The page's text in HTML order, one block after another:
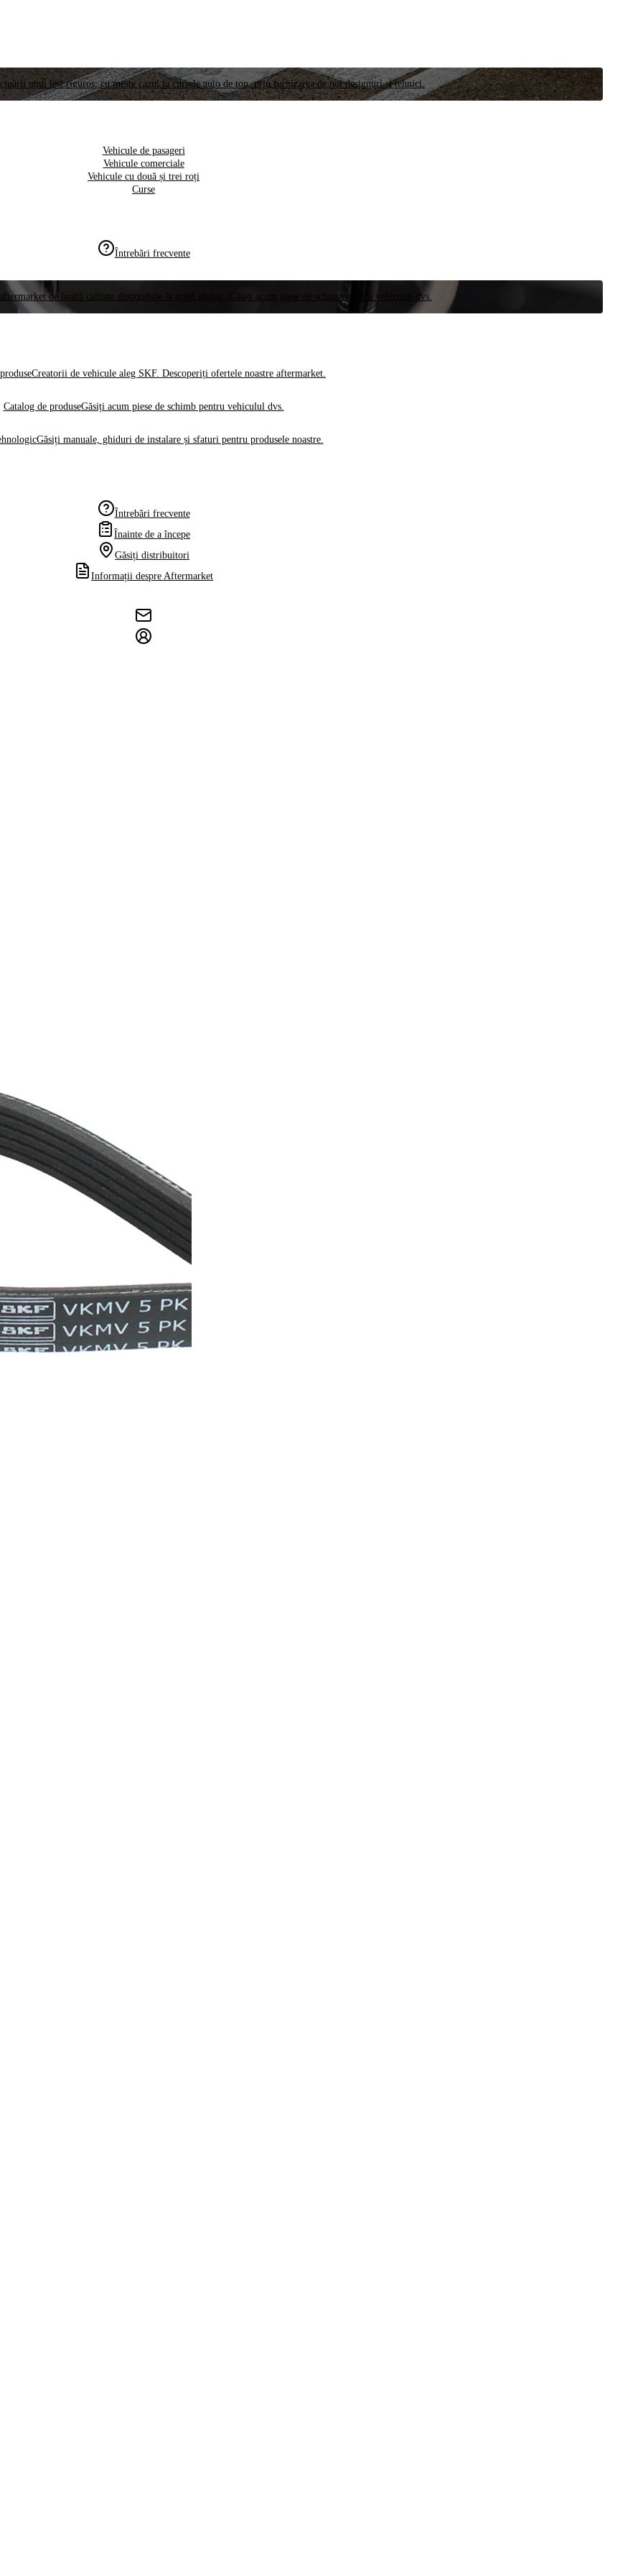
unui test riguros, cu meste cazul la cursele auto de top, prin furnizarea de noi designuri și tehnici.
Vehicule de pasageri
Vehicule comerciale
Vehicule cu două și trei roți
Curse
Întrebări frecvente
de înaltă calitate disponibile la nivel global. Găsiți acum piese de schimb pentru vehiculul dvs.
Creatorii de vehicule aleg SKF. Descoperiți ofertele noastre aftermarket.
Catalog de produseGăsiți acum piese de schimb pentru vehiculul dvs.
Găsiți manuale, ghiduri de instalare și sfaturi pentru produsele noastre.
Întrebări frecvente
Înainte de a începe
Găsiți distribuitori
Informații despre Aftermarket